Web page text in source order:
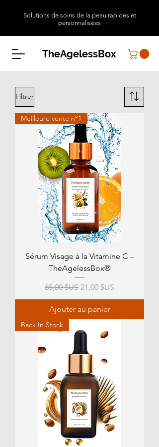
Solutions de soins de la peau rapides et
personnalisées
TheAgelessBox
Filtrer
Meilleure vente n°1
Sérum Visage à la Vitamine C –
TheAgelessBox®
Prix original
65,00 $US Prix promotionnel
21,00 $US
Ajouter au panier
Back In Stock